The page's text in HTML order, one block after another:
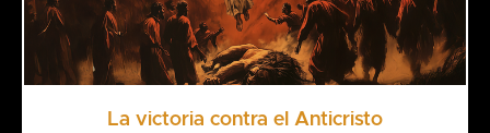
La victoria contra el Anticristo